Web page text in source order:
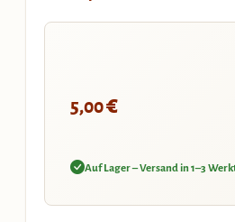
5,00€
Auf Lager – Versand in 1–3